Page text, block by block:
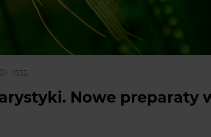
1335
Nowe preparaty